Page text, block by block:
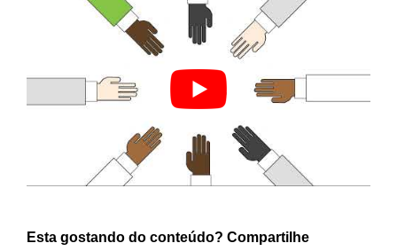
Esta gostando do conteúdo? Compartilhe